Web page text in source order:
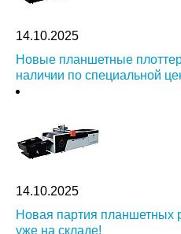
14.10.2025
Новые планшетные
наличии по специальной
14.10.2025
Новая партия планшетных
уже на складе!